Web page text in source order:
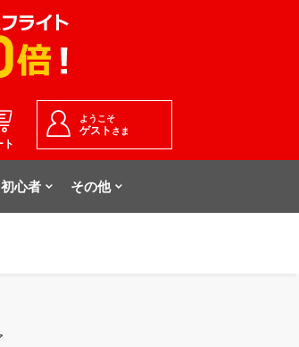
ト
ようこそ
ゲスト さま
初心者 その他